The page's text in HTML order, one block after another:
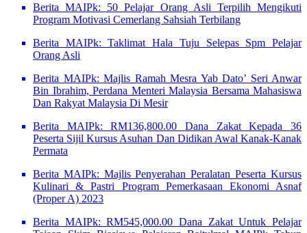
Berita MAIPk: 50 Pelajar Orang Asli Terpilih Mengikuti
Program Motivasi Cemerlang Sahsiah Terbilang
Berita MAIPk: Taklimat Hala Tuju Selepas Spm Pelajar
Orang Asli
Berita MAIPk: Majlis Ramah Mesra Yab Dato’ Seri Anwar
Bin Ibrahim, Perdana Menteri Malaysia Bersama Mahasiswa
Dan Rakyat Malaysia Di Mesir
Berita MAIPk: RM136,800.00 Dana Zakat Kepada 36
Peserta Sijil Kursus Asuhan Dan Didikan Awal Kanak-Kanak
Permata
Berita MAIPk: Majlis Penyerahan Peralatan Peserta Kursus
Kulinari & Pastri Program Pemerkasaan Ekonomi Asnaf
(Proper A) 2023
Berita MAIPk: RM545,000.00 Dana Zakat Untuk Pelajar